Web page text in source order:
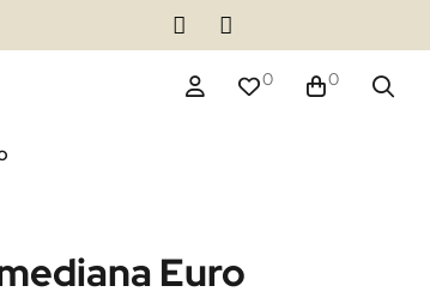
0 0
Euro